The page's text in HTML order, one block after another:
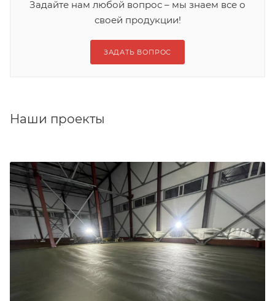
Задайте нам любой вопрос – мы знаем все о
своей продукции!
ЗАДАТЬ ВОПРОС
Наши проекты